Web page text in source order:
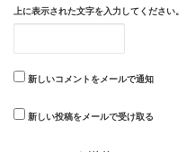
上に表示された文字を入力してください。
新しいコメントをメールで通知
新しい投稿をメールで受け取る